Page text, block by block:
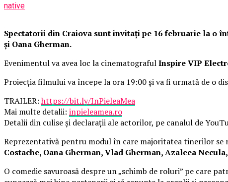
native
Spectatorii din Craiova sunt invitați pe 16 februarie la o
și Oana Gherman.
Evenimentul va avea loc la cinematografulInspire VIP
Proiecția filmului va începe la ora 19:00 și va fi urmată de o
TRAILER:https://bit.ly/InPieleaMea
Mai multe detalii: inpieleamea.ro
Detalii din culise și declarații ale actorilor, pe canalul de
Reprezentativă pentru modul în care majoritatea tinerilor se
Costache, Oana Gherman, Vlad Gherman, Azaleea
O comedie savuroasă despre un „schimb de roluri” pe care